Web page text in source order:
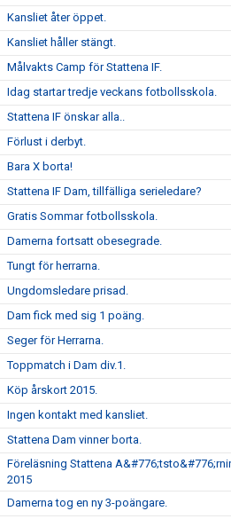
Kansliet åter öppet.
Kansliet håller stängt.
Målvakts Camp för Stattena IF.
Idag startar tredje veckans fotbollsskola.
Stattena IF önskar alla..
Förlust i derbyt.
Bara X borta!
Stattena IF Dam, tillfälliga serieledare?
Gratis Sommar fotbollsskola.
Damerna fortsatt obesegrade.
Tungt för herrarna.
Ungdomsledare prisad.
Dam fick med sig 1 poäng.
Seger för Herrarna.
Toppmatch i Dam div.1.
Köp årskort 2015.
Ingen kontakt med kansliet.
Stattena Dam vinner borta.
Föreläsning Stattena
2015
Damerna tog en ny 3-poängare.